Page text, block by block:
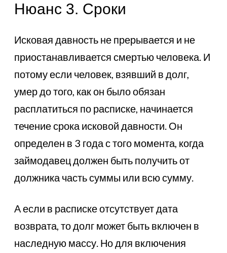
Нюанс 3. Сроки
Исковая давность не прерывается и не
приостанавливается смертью человека. И
потому если человек, взявший в долг,
умер до того, как он было обязан
расплатиться по расписке, начинается
течение срока исковой давности. Он
определен в 3 года с того момента, когда
займодавец должен быть получить от
должника часть суммы или всю сумму.
А если в расписке отсутствует дата
возврата, то долг может быть включен в
наследную массу. Но для включения